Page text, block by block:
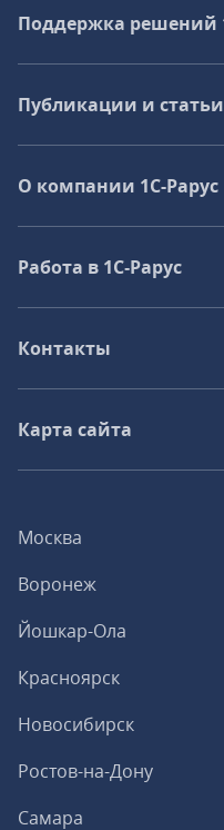
Москва
Воронеж
Йошкар-Ола
Красноярск
Новосибирск
Ростов-на-Дону
Самара
Поддержка решений
Публикации и статьи
О компании 1C-Рарус
Работа в 1С‑Рарус
Контакты
Карта сайта